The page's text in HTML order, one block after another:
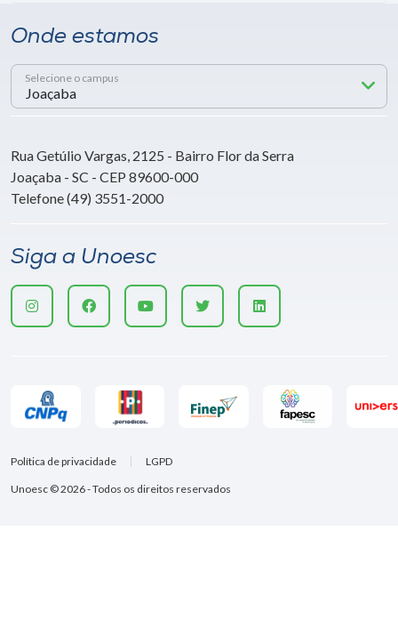
Onde estamos
Selecione o campus
Rua Getúlio Vargas, 2125 - Bairro Flor da Serra
Joaçaba - SC - CEP 89600-000
Telefone (49) 3551-2000
Siga a Unoesc
Unoesc © 2026 - Todos os direitos reservados
Política de privacidade LGPD